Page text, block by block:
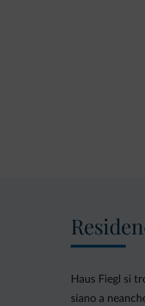
Haus Fiegl si
siano a